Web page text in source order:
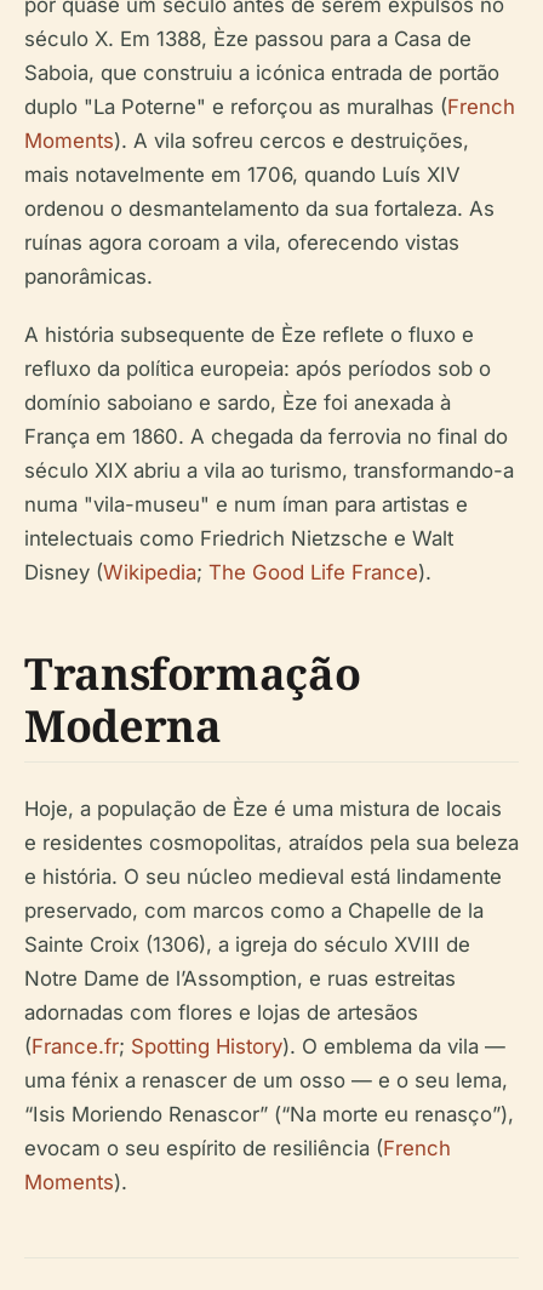
século X. Em 1388, Èze passou para a Casa de
Saboia, que construiu a icónica entrada de portão
duplo "La Poterne" e reforçou as muralhas (French
Moments). A vila sofreu cercos e destruições,
mais notavelmente em 1706, quando Luís XIV
ordenou o desmantelamento da sua fortaleza. As
ruínas agora coroam a vila, oferecendo vistas
panorâmicas.
A história subsequente de Èze reflete o fluxo e
refluxo da política europeia: após períodos sob o
domínio saboiano e sardo, Èze foi anexada à
França em 1860. A chegada da ferrovia no final do
século XIX abriu a vila ao turismo, transformando-a
numa "vila-museu" e num íman para artistas e
intelectuais como Friedrich Nietzsche e Walt
Disney (Wikipedia; The Good Life France).
Transformação
Moderna
Hoje, a população de Èze é uma mistura de locais
e residentes cosmopolitas, atraídos pela sua beleza
e história. O seu núcleo medieval está lindamente
preservado, com marcos como a Chapelle de la
Sainte Croix (1306), a igreja do século XVIII de
Notre Dame de l’Assomption, e ruas estreitas
adornadas com flores e lojas de artesãos
(France.fr; Spotting History). O emblema da vila —
uma fénix a renascer de um osso — e o seu lema,
“Isis Moriendo Renascor” (“Na morte eu renasço”),
evocam o seu espírito de resiliência (French
Moments).